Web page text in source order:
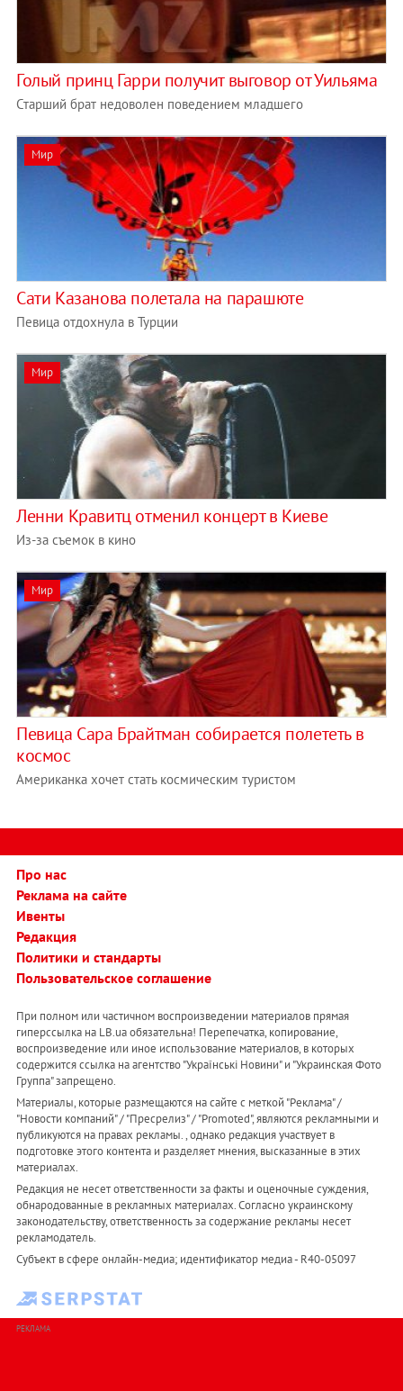
Голый принц Гарри получит выговор от Уильяма
Старший брат недоволен поведением младшего
Мир
Сати Казанова полетала на парашюте
Певица отдохнула в Турции
Мир
Ленни Кравитц отменил концерт в Киеве
Из-за съемок в кино
Мир
Певица Сара Брайтман собирается полететь в
космос
Американка хочет стать космическим туристом
Про нас
Реклама на сайте
Ивенты
Редакция
Политики и стандарты
Пользовательское соглашение
При полном или частичном воспроизведении материалов прямая
гиперссылка на LB.ua обязательна! Перепечатка, копирование,
воспроизведение или иное использование материалов, в которых
содержится ссылка на агентство "Українськi Новини" и "Украинская Фото
Группа" запрещено.
Материалы, которые размещаются на сайте с меткой "Реклама" /
"Новости компаний" / "Пресрелиз" / "Promoted", являются рекламными и
публикуются на правах рекламы. , однако редакция участвует в
подготовке этого контента и разделяет мнения, высказанные в этих
материалах.
Редакция не несет ответственности за факты и оценочные суждения,
обнародованные в рекламных материалах. Согласно украинскому
законодательству, ответственность за содержание рекламы несет
рекламодатель.
Субъект в сфере онлайн-медиа; идентификатор медиа - R40-05097
РЕКЛАМА